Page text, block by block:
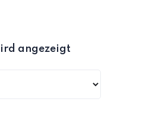
angezeigt